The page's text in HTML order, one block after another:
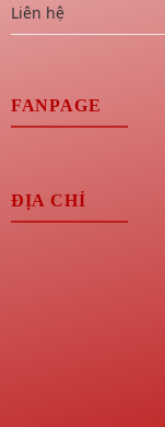
Liên hệ
FANPAGE
ĐỊA CHỈ